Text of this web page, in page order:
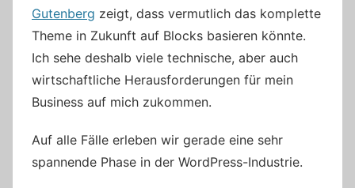
Gutenberg zeigt, dass vermutlich das komplette
Theme in Zukunft auf Blocks basieren könnte.
Ich sehe deshalb viele technische, aber auch
wirtschaftliche Herausforderungen für mein
Business auf mich zukommen.
Auf alle Fälle erleben wir gerade eine sehr
spannende Phase in der WordPress-Industrie.